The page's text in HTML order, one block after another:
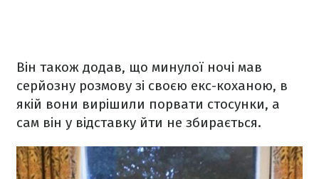
Він також додав, що минулої ночі мав
серйозну розмову зі своєю екс-коханою, в
якій вони вирішили порвати стосунки, а
сам він у відставку йти не збирається.